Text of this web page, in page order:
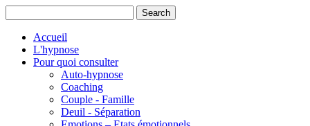
Accueil
L'hypnose
Pour quoi consulter
Auto-hypnose
Coaching
Couple - Famille
Deuil - Séparation